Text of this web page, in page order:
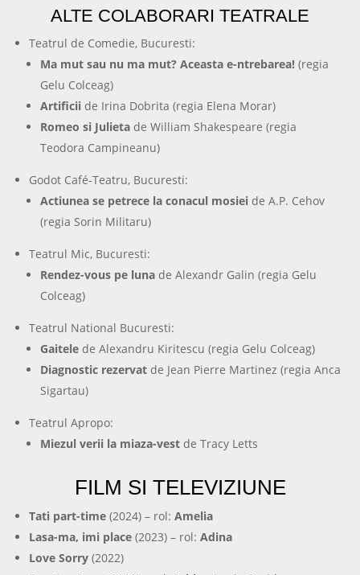
ALTE COLABORARI TEATRALE
Teatrul de Comedie, Bucuresti:
Ma mut sau nu ma mut? Aceasta e-ntrebarea! (regia
Gelu Colceag)
Artificii de Irina Dobrita (regia Elena Morar)
Romeo si Julieta de William Shakespeare (regia
Teodora Campineanu)
Godot Café-Teatru, Bucuresti:
Actiunea se petrece la conacul mosiei de A.P. Cehov
(regia Sorin Militaru)
Teatrul Mic, Bucuresti:
Rendez-vous pe luna de Alexandr Galin (regia Gelu
Colceag)
Teatrul National Bucuresti:
Gaitele de Alexandru Kiritescu (regia Gelu Colceag)
Diagnostic rezervat de Jean Pierre Martinez (regia Anca
Sigartau)
Teatrul Apropo:
Miezul verii la miaza-vest de Tracy Letts
FILM SI TELEVIZIUNE
Tati part-time (2024) – rol:Amelia
Lasa-ma, imi place (2023) – rol:Adina
Love Sorry (2022)